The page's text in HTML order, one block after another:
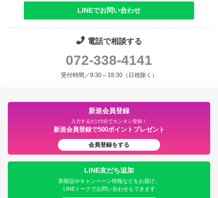
LINEでお問い合わせ
電話で相談する
072-338-4141
受付時間／9:30～18:30（日祝除く）
新規会員登録
入力するだけ5分でカンタン登録！
新規会員登録で500ポイントプレゼント
会員登録をする
LINE友だち追加
新製品やキャンペーン情報などをお届け。
LINEトークでお問い合わせもできます